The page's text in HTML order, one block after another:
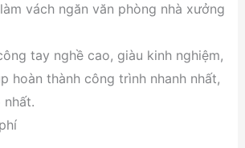
vách ngăn văn phòng nhà xưởng
tay nghề cao, giàu kinh nghiệm,
hoàn thành công trình nhanh nhất,
nhất.